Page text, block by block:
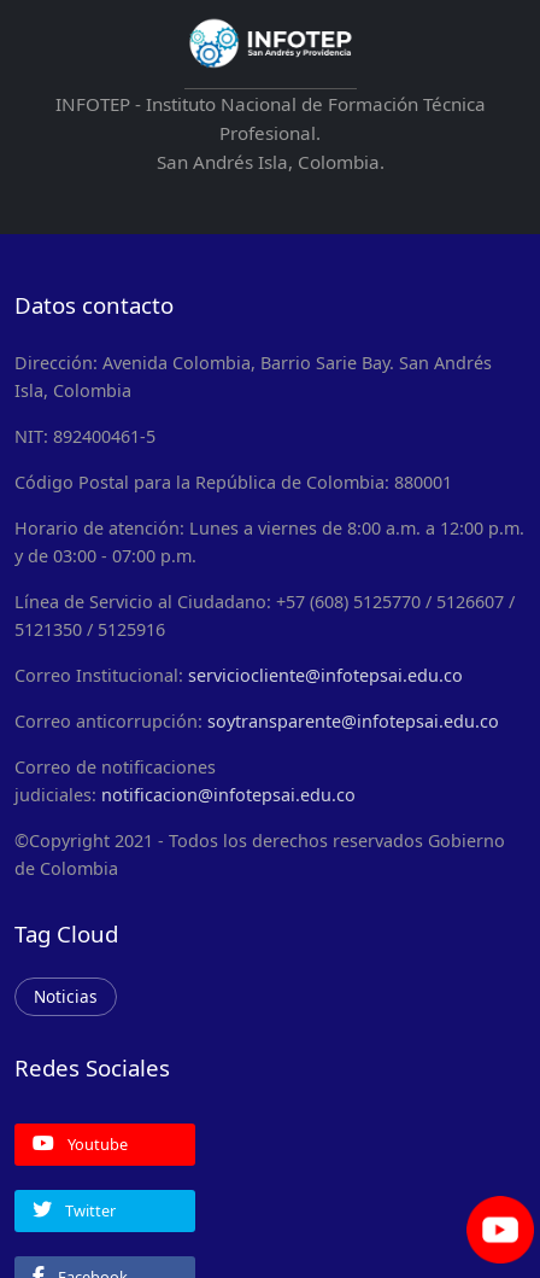
INFOTEP - Instituto Nacional de Formación Técnica
Profesional.
San Andrés Isla, Colombia.
Datos contacto
Dirección: Avenida Colombia, Barrio Sarie Bay. San Andrés
Isla, Colombia
NIT: 892400461-5
Código Postal para la República de Colombia: 880001
Horario de atención: Lunes a viernes de 8:00 a.m. a 12:00 p.m.
y de 03:00 - 07:00 p.m.
Línea de Servicio al Ciudadano: +57 (608) 5125770 / 5126607 /
5121350 / 5125916
Correo Institucional: serviciocliente@infotepsai.edu.co
Correo anticorrupción: soytransparente@infotepsai.edu.co
Correo de notificaciones
judiciales: notificacion@infotepsai.edu.co
©Copyright 2021 - Todos los derechos reservados Gobierno
de Colombia
Tag Cloud
Noticias
Redes Sociales
Youtube
Twitter